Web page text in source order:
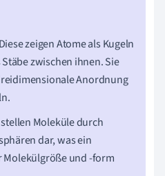
Diese zeigen Atome als Kugeln
zwischen ihnen. Sie
Anordnung
stellen Moleküle durch
dar, was ein
Molekülgröße und -form